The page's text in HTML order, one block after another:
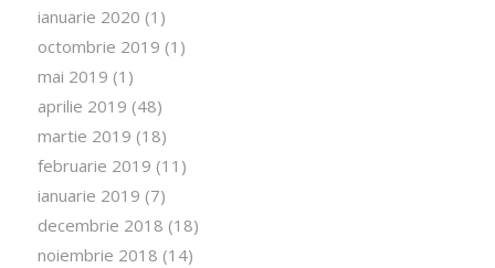
ianuarie 2020 (1)
octombrie 2019 (1)
mai 2019 (1)
aprilie 2019 (48)
martie 2019 (18)
februarie 2019 (11)
ianuarie 2019 (7)
decembrie 2018 (18)
noiembrie 2018 (14)